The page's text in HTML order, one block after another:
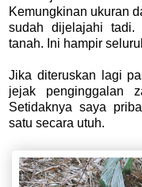
Kemungkinan ukuran
sudah dijelajahi tadi.
tanah. Ini hampir
Jika diteruskan lagi
jejak penginggalan
Setidaknya saya
satu secara utuh.